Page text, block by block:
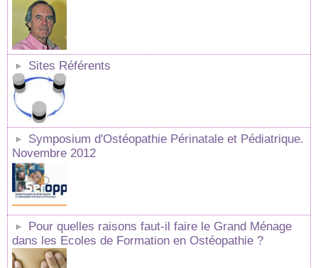
Sites Référents
Symposium d'Ostéopathie Périnatale et Pédiatrique.
Novembre 2012
Pour quelles raisons faut-il faire le Grand Ménage
dans les Ecoles de Formation en Ostéopathie ?